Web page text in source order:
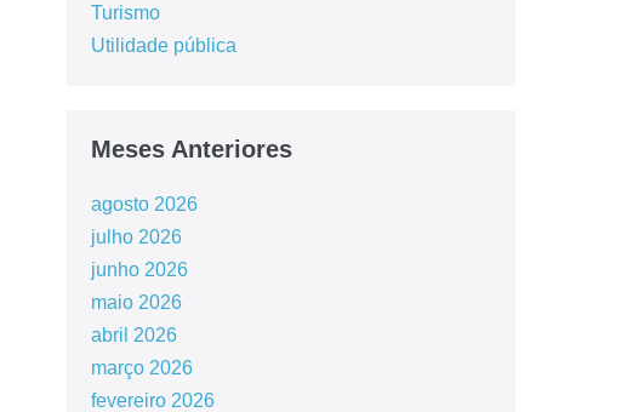
Turismo
Utilidade pública
Meses Anteriores
agosto 2026
julho 2026
junho 2026
maio 2026
abril 2026
março 2026
fevereiro 2026